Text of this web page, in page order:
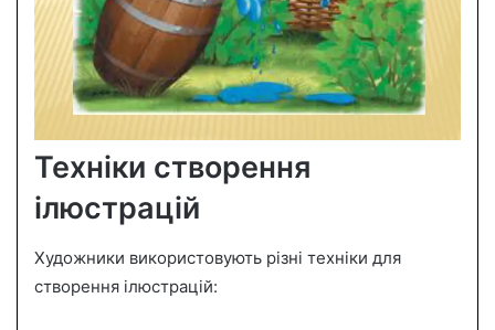
Техніки створення
ілюстрацій
Художники використовують різні техніки для
створення ілюстрацій: